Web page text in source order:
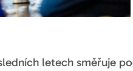
letech směřuje